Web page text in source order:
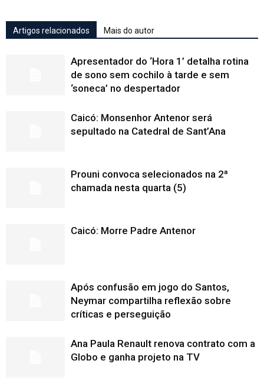
Artigos relacionados Mais do autor
Apresentador do ‘Hora 1’ detalha rotina
de sono sem cochilo à tarde e sem
‘soneca’ no despertador
Caicó: Monsenhor Antenor será
sepultado na Catedral de Sant’Ana
Prouni convoca selecionados na 2ª
chamada nesta quarta (5)
Caicó: Morre Padre Antenor
Após confusão em jogo do Santos,
Neymar compartilha reflexão sobre
críticas e perseguição
Ana Paula Renault renova contrato com a
Globo e ganha projeto na TV